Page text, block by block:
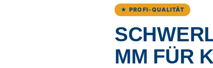
★ PROFI-QUALITÄT
MM FÜR